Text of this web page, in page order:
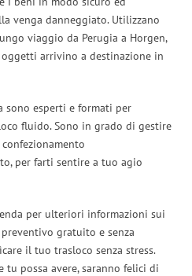
venga danneggiato. Utilizzano
viaggio da Perugia a Horgen,
arrivino a destinazione in
sono esperti e formati per
fluido. Sono in grado di gestire
per farti sentire a tuo agio
per ulteriori informazioni sui
gratuito e senza
il tuo trasloco senza stress.
possa avere, saranno felici di